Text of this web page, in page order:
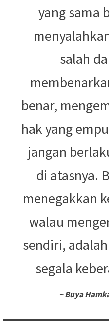
yang sama
salah
benar,
hak yang
jangan
di atasnya.
menegakkan
walau
sendiri,
segala
~Buya